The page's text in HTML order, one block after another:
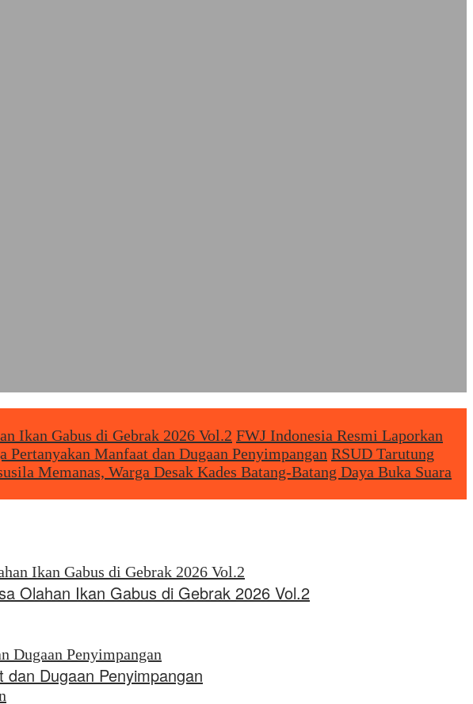
Ikan Gabus di Gebrak 2026 Vol.2 FWJ Indonesia Resmi Laporkan
Manfaat dan Dugaan Penyimpangan RSUD Tarutung
Memanas, Warga Desak Kades Batang-Batang Daya Buka Suara
Olahan Ikan Gabus di Gebrak 2026 Vol.2
Dugaan Penyimpangan